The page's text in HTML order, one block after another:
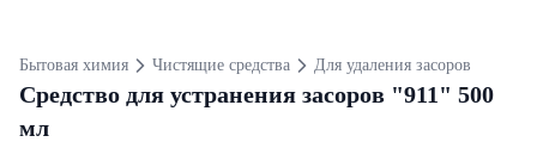
Бытовая химия Чистящие средства Для удаления засоров
Средство для устранения засоров "911" 500
мл